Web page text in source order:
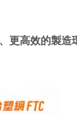
更高效的製造